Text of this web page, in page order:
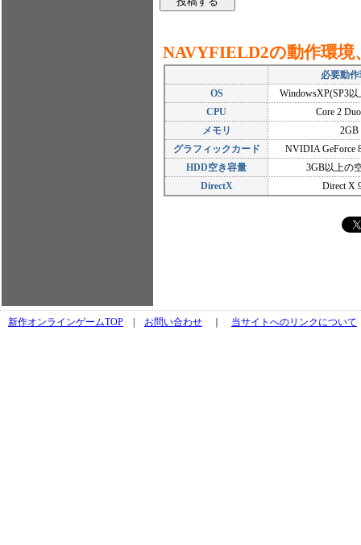
NAVYFIELD2の動作環境
必要動
OS
WindowsXP(SP3
CPU
Core 2
メモリ
2GB
グラフィックカード
NVIDIA GeForce
HDD空き容量
3GB以上の
DirectX
Direct X
新作オンラインゲームTOP お問い合わせ 当サイトへのリンクについて